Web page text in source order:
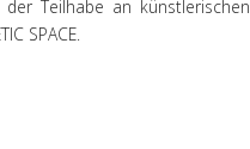
Teilhabe an künstlerischen
SPACE.